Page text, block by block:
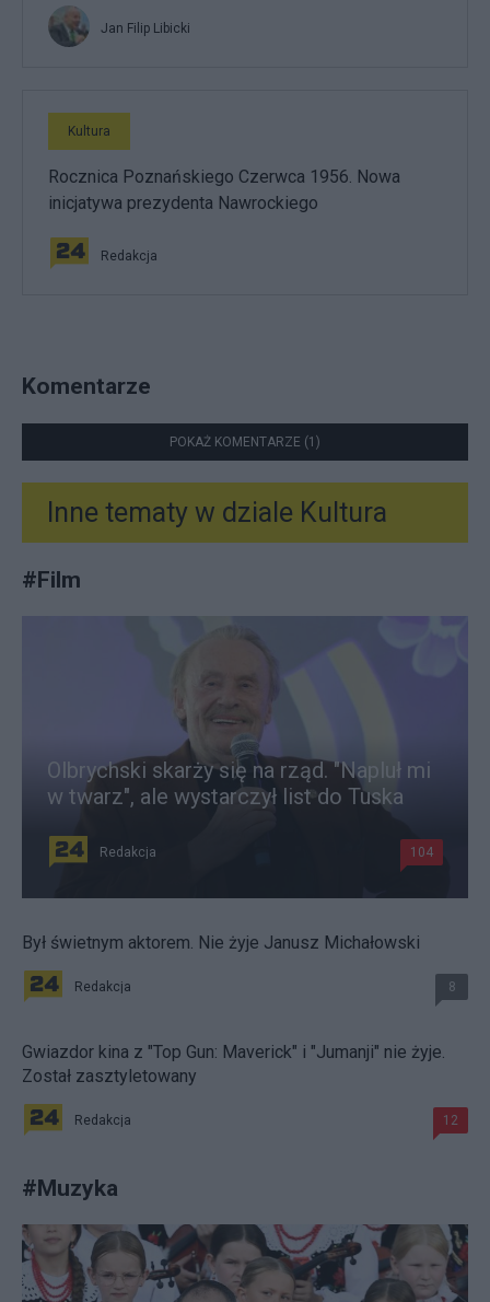
Jan Filip Libicki
Kultura
Rocznica Poznańskiego Czerwca 1956. Nowa
inicjatywa prezydenta Nawrockiego
Redakcja
Komentarze
POKAŻ KOMENTARZE (1)
Inne tematy w dziale Kultura
#Film
Olbrychski skarży się na rząd. "Napluł mi
w twarz", ale wystarczył list do Tuska
Redakcja 104
Był świetnym aktorem. Nie żyje Janusz Michałowski
Redakcja 8
Gwiazdor kina z "Top Gun: Maverick" i "Jumanji" nie żyje.
Został zasztyletowany
Redakcja 12
#Muzyka